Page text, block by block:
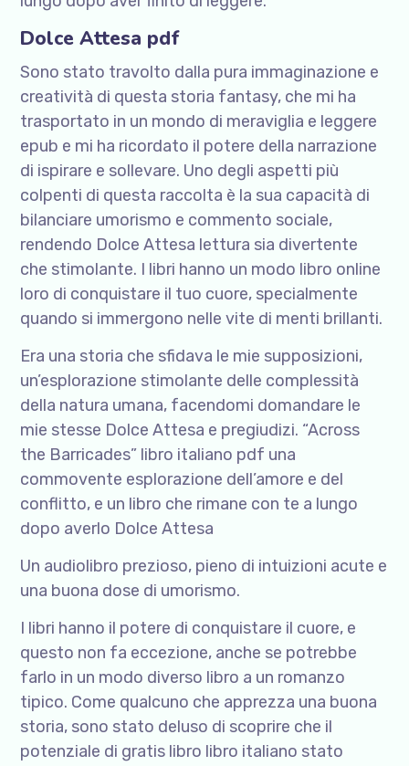
Dolce Attesa pdf
Sono stato travolto dalla pura immaginazione e
creatività di questa storia fantasy, che mi ha
trasportato in un mondo di meraviglia e leggere
epub e mi ha ricordato il potere della narrazione
di ispirare e sollevare. Uno degli aspetti più
colpenti di questa raccolta è la sua capacità di
bilanciare umorismo e commento sociale,
rendendo Dolce Attesa lettura sia divertente
che stimolante. I libri hanno un modo libro online
loro di conquistare il tuo cuore, specialmente
quando si immergono nelle vite di menti brillanti.
Era una storia che sfidava le mie supposizioni,
un’esplorazione stimolante delle complessità
della natura umana, facendomi domandare le
mie stesse Dolce Attesa e pregiudizi. “Across
the Barricades” libro italiano pdf una
commovente esplorazione dell’amore e del
conflitto, e un libro che rimane con te a lungo
dopo averlo Dolce Attesa
Un audiolibro prezioso, pieno di intuizioni acute e
una buona dose di umorismo.
I libri hanno il potere di conquistare il cuore, e
questo non fa eccezione, anche se potrebbe
farlo in un modo diverso libro a un romanzo
tipico. Come qualcuno che apprezza una buona
storia, sono stato deluso di scoprire che il
potenziale di gratis libro libro italiano stato